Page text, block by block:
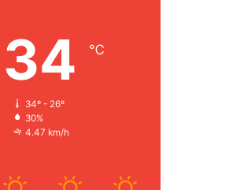
34 ℃
34º - 26º
30%
4.47 km/h